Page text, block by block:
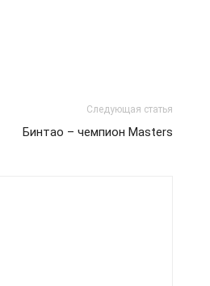
Следующая статья
Бинтао – чемпион Masters